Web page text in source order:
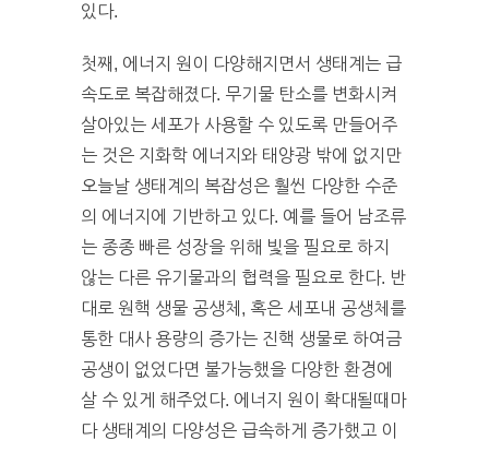
있다.
첫째, 에너지 원이 다양해지면서 생태계는 급
속도로 복잡해졌다. 무기물 탄소를 변화시켜
살아있는 세포가 사용할 수 있도록 만들어주
는 것은 지화학 에너지와 태양광 밖에 없지만
오늘날 생태계의 복잡성은 훨씬 다양한 수준
의 에너지에 기반하고 있다. 예를 들어 남조류
는 종종 빠른 성장을 위해 빛을 필요로 하지
않는 다른 유기물과의 협력을 필요로 한다. 반
대로 원핵 생물 공생체, 혹은 세포내 공생체를
통한 대사 용량의 증가는 진핵 생물로 하여금
공생이 없었다면 불가능했을 다양한 환경에
살 수 있게 해주었다. 에너지 원이 확대될때마
다 생태계의 다양성은 급속하게 증가했고 이